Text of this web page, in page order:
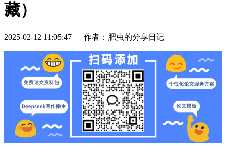
藏）
2025-02-12 11:05:47 作者：肥虫的分享日记